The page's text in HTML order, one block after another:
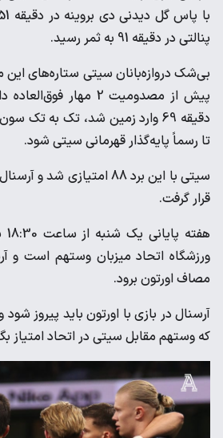
پنالتی در دقیقه 91 به ثمر رسید.
بی‌شک دروازه‌بانان سیتی ستاره‌های این
پیش از مصدومیت 2 مهار
دقیقه 69 وارد زمین شد، تک به تک
تا رسماً پایه‌گذار قهرمانی سیتی شود.
قرار گرفت.
ورزشگاه اتحاد میزبان وستهم است و
مصاف اورتون برود.
آرسنال در بازی با اورتون باید پیروز
که وستهم مقابل سیتی در اتحاد امتیاز